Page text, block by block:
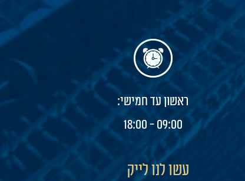
ראשון עד חמישי:
09:00 - 18:00
עשו לנו לייק